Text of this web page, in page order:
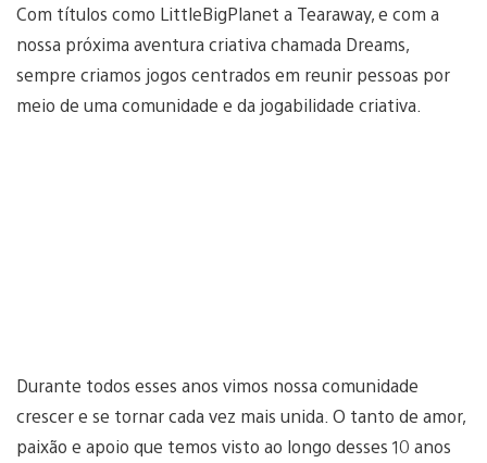
Com títulos como LittleBigPlanet a Tearaway, e com a
nossa próxima aventura criativa chamada Dreams,
sempre criamos jogos centrados em reunir pessoas por
meio de uma comunidade e da jogabilidade criativa.
Durante todos esses anos vimos nossa comunidade
crescer e se tornar cada vez mais unida. O tanto de amor,
paixão e apoio que temos visto ao longo desses 10 anos